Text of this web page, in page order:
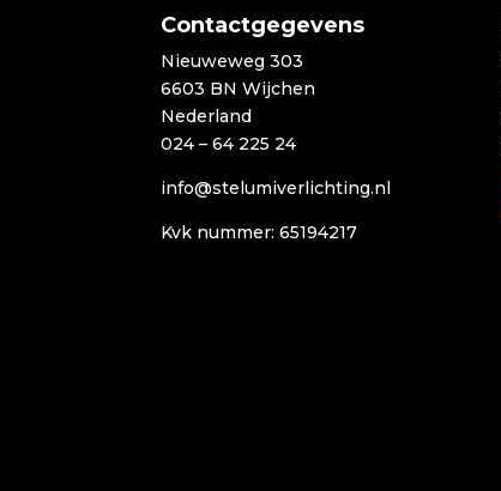
Contactgegevens
Nieuweweg 303
6603 BN Wijchen
Nederland
024 – 64 225 24
info@stelumiverlichting.nl
Kvk nummer: 65194217